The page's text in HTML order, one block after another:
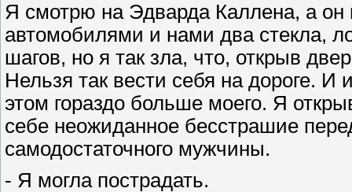
Я смотрю на Эдварда Каллена, а
автомобилями и нами два стекла,
шагов, но я так зла, что, открыв
Нельзя так вести себя на дороге. И
этом гораздо больше моего. Я
себе неожиданное бесстрашие
самодостаточного мужчины.
- Я могла пострадать.